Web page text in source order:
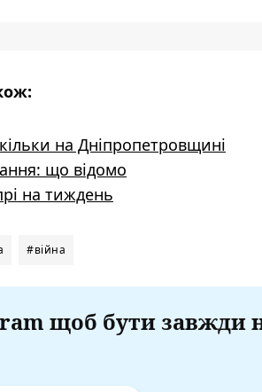
на Дніпропетровщині
що відомо
на тиждень
#війна
щоб бути завжди